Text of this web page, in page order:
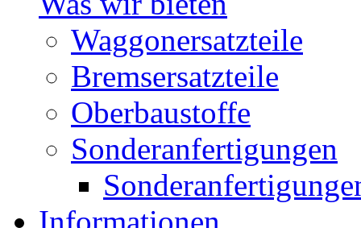
Waggonersatzteile
Bremsersatzteile
Oberbaustoffe
Sonderanfertigungen